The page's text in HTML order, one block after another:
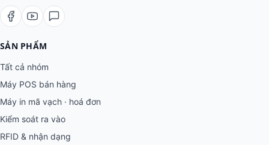
SẢN PHẨM
Tất cả nhóm
Máy POS bán hàng
Máy in mã vạch · hoá đơn
Kiểm soát ra vào
RFID & nhận dạng